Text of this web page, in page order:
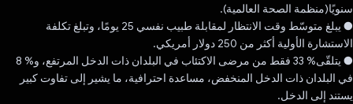
سنويًا(منظمة الصحة العالمية).
● يبلغ متوسّط وقت الانتظار لمقابلة طبيب نفسي 25 يومًا، وتبلغ تكلفة
الاستشارة الأولية أكثر من 250 دولار أمريكي.
● يتلقّى% 33 فقط من مرضى الاكتئاب في البلدان ذات الدخل المرتفع، و% 8
في البلدان ذات الدخل المنخفض، مساعدة احترافية، ما يشير إلى تفاوت كبير
يستند إلى الدخل.